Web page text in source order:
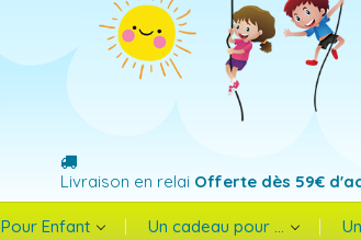
Livraison en relai Offerte dès 59€
Pour Enfant Un cadeau pour ...